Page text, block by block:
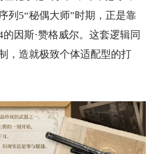
列5“秘偶大师”时期，正是靠
因斯·赞格威尔。这套逻辑同
，造就极致个体适配型的打